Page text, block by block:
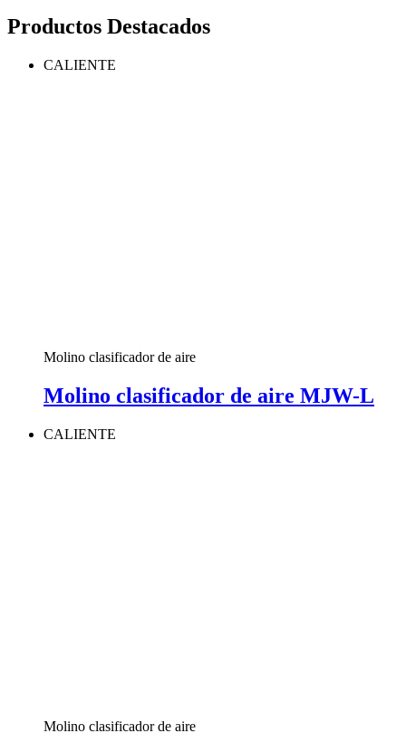
Productos Destacados
CALIENTE
Molino clasificador de aire
Molino clasificador de aire MJW-L
CALIENTE
Molino clasificador de aire